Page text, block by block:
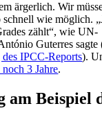
ärgerlich. Wir
wie möglich.
zählt“, wie UN-
Guterres sagte
IPCC-Reports).
3 Jahre.
am Beispiel